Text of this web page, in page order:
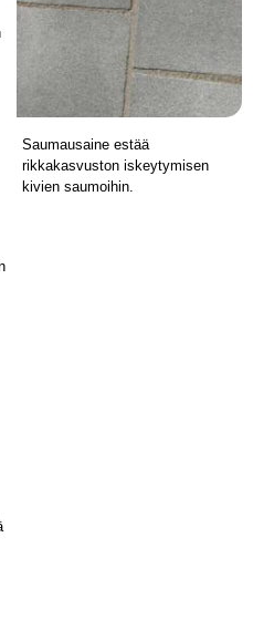
Saumausaine estää
rikkakasvuston iskeytymisen
kivien saumoihin.